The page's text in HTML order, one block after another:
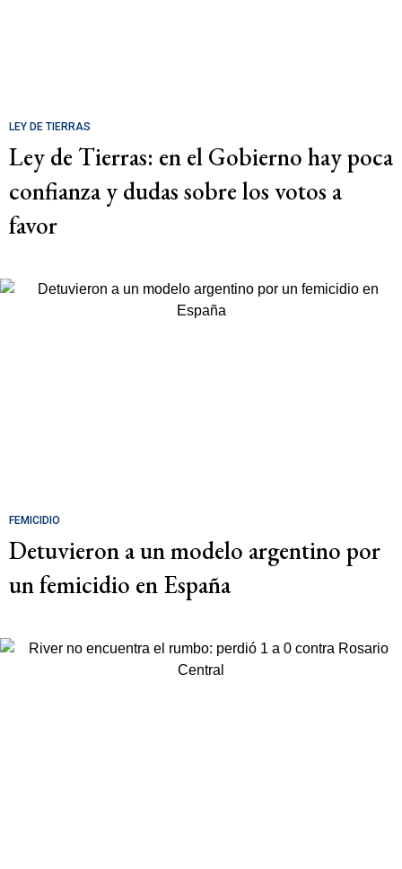
LEY DE TIERRAS
Ley de Tierras: en el Gobierno hay poca
confianza y dudas sobre los votos a
favor
FEMICIDIO
Detuvieron a un modelo argentino por
un femicidio en España